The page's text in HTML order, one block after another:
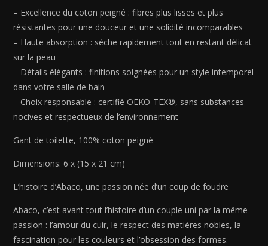
21
– Excellence du coton peigné : fibres plus lisses et plus
résistantes pour une douceur et une solidité incomparables
– Haute absorption : sèche rapidement tout en restant délicat
sur la peau
– Détails élégants : finitions soignées pour un style intemporel
dans votre salle de bain
– Choix responsable : certifié OEKO-TEX®, sans substances
nocives et respectueux de l’environnement
Gant de toilette, 100% coton peigné
Dimensions: 6 x (15 x 21 cm)
L’histoire d’Abaco, une passion née d’un coup de foudre
Abaco, c’est avant tout l’histoire d’un couple uni par la même
passion : l’amour du cuir, le respect des matières nobles, la
fascination pour les couleurs et l’obsession des formes.